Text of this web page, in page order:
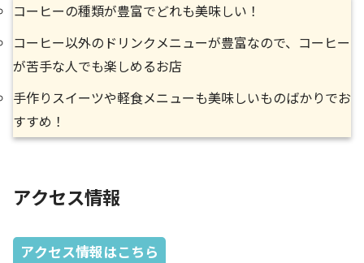
コーヒーの種類が豊富でどれも美味しい！
コーヒー以外のドリンクメニューが豊富なので、コーヒー
が苦手な人でも楽しめるお店
手作りスイーツや軽食メニューも美味しいものばかりでお
すすめ！
アクセス情報
アクセス情報はこちら